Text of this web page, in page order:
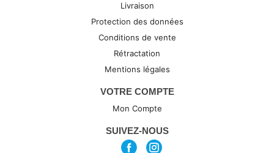
Livraison
Protection des données
Conditions de vente
Rétractation
Mentions légales
VOTRE COMPTE
Mon Compte
SUIVEZ-NOUS